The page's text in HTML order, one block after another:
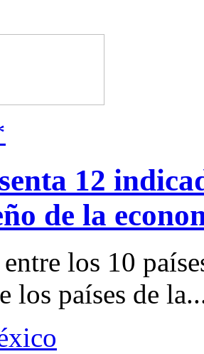
12
de la
los 10
los países de